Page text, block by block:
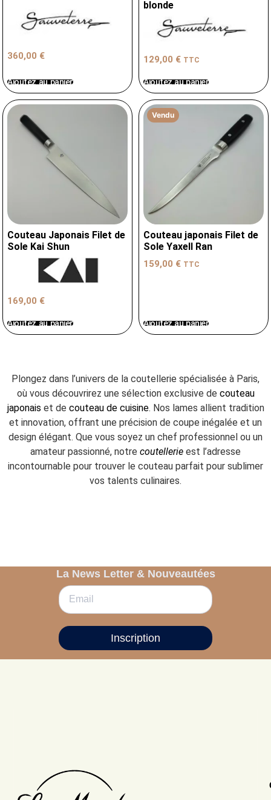
360,00 €
Ajoutez au panier
blonde
129,00 € TTC
Ajoutez au panier
Couteau Japonais Filet de
Sole Kai Shun
169,00 €
Ajoutez au panier
Vendu
Couteau japonais Filet de
Sole Yaxell Ran
159,00 € TTC
Ajoutez au panier
Plongez dans l’univers de la coutellerie spécialisée à Paris,
où vous découvrirez une sélection exclusive de couteau
japonais et de couteau de cuisine. Nos lames allient tradition
et innovation, offrant une précision de coupe inégalée et un
design élégant. Que vous soyez un chef professionnel ou un
amateur passionné, notre coutellerie est l’adresse
incontournable pour trouver le couteau parfait pour sublimer
vos talents culinaires.
La News Letter & Nouveautées
Inscription